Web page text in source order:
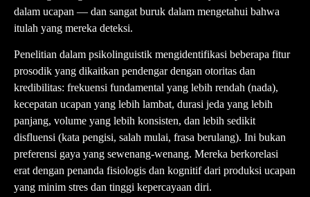
dalam ucapan — dan sangat buruk dalam mengetahui bahwa
itulah yang mereka deteksi.
Penelitian dalam psikolinguistik mengidentifikasi beberapa fitur
prosodik yang dikaitkan pendengar dengan otoritas dan
kredibilitas: frekuensi fundamental yang lebih rendah (nada),
kecepatan ucapan yang lebih lambat, durasi jeda yang lebih
panjang, volume yang lebih konsisten, dan lebih sedikit
disfluensi (kata pengisi, salah mulai, frasa berulang). Ini bukan
preferensi gaya yang sewenang-wenang. Mereka berkorelasi
erat dengan penanda fisiologis dan kognitif dari produksi ucapan
yang minim stres dan tinggi kepercayaan diri.